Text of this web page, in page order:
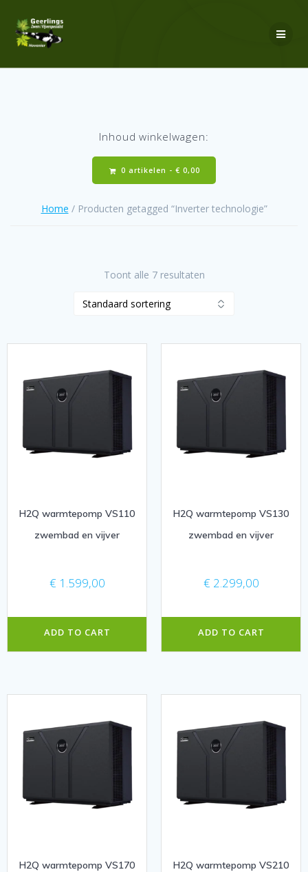
Inhoud winkelwagen:
0 artikelen - € 0,00
Home / Producten getagged “Inverter technologie”
Toont alle 7 resultaten
H2Q warmtepomp VS110
zwembad en vijver
€ 1.599,00
ADD TO CART
H2Q warmtepomp VS130
zwembad en vijver
€ 2.299,00
ADD TO CART
H2Q warmtepomp VS170
H2Q warmtepomp VS210